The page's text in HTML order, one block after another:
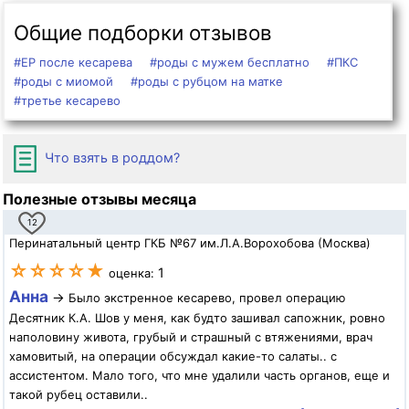
Общие подборки отзывов
#ЕР после кесарева #роды с мужем бесплатно
#ПКС
#роды с миомой
#роды с рубцом на матке
#третье кесарево
Что взять в роддом?
Полезные отзывы месяца
12
Перинатальный центр ГКБ №67 им.Л.А.Ворохобова (Москва)
☆☆☆☆★ оценка: 1
Анна → Было экстренное кесарево, провел операцию
Десятник К.А. Шов у меня, как будто зашивал сапожник, ровно
наполовину живота, грубый и страшный с втяжениями, врач
хамовитый, на операции обсуждал какие-то салаты.. с
ассистентом. Мало того, что мне удалили часть органов, еще и
такой рубец оставили..